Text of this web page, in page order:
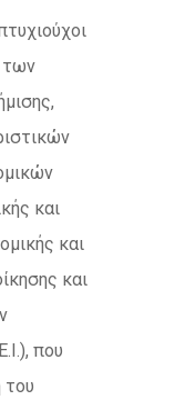
των
και
και
και
που
του